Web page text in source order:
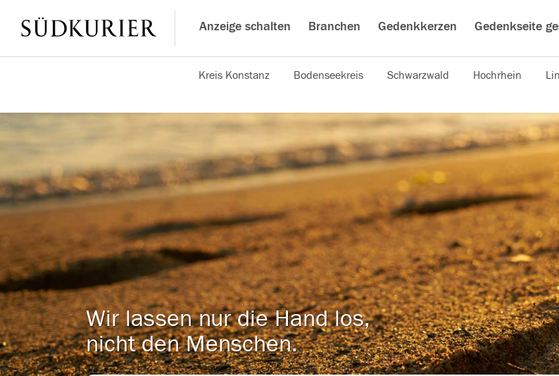
Anzeige schalten Branchen Gedenkkerzen Gedenkseite
Kreis Konstanz Bodenseekreis Schwarzwald Hochrhein
Wir lassen nur die Hand los,
nicht den Menschen.